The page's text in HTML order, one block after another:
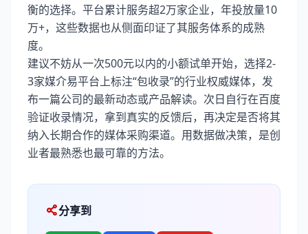
衡的选择。平台累计服务超2万家企业，年投放量10
万+，这些数据也从侧面印证了其服务体系的成熟
度。
建议不妨从一次500元以内的小额试单开始，选择2-
3家媒介易平台上标注“包收录”的行业权威媒体，发
布一篇公司的最新动态或产品解读。次日自行在百度
验证收录情况，拿到真实的反馈后，再决定是否将其
纳入长期合作的媒体采购渠道。用数据做决策，是创
业者最熟悉也最可靠的方法。
分享到